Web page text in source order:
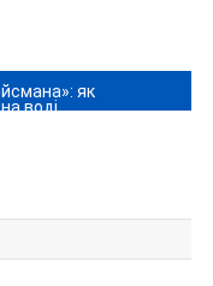
як
воді